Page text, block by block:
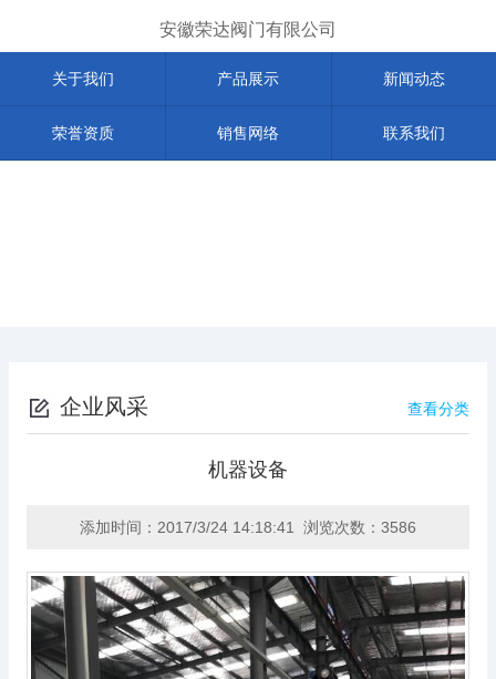
安徽荣达阀门有限公司
关于我们 产品展示 新闻动态
荣誉资质 销售网络 联系我们
企业风采 查看分类
机器设备
添加时间：2017/3/24 14:18:41 浏览次数：3586